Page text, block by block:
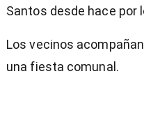
Santos desde hace por
Los vecinos
una fiesta comunal.